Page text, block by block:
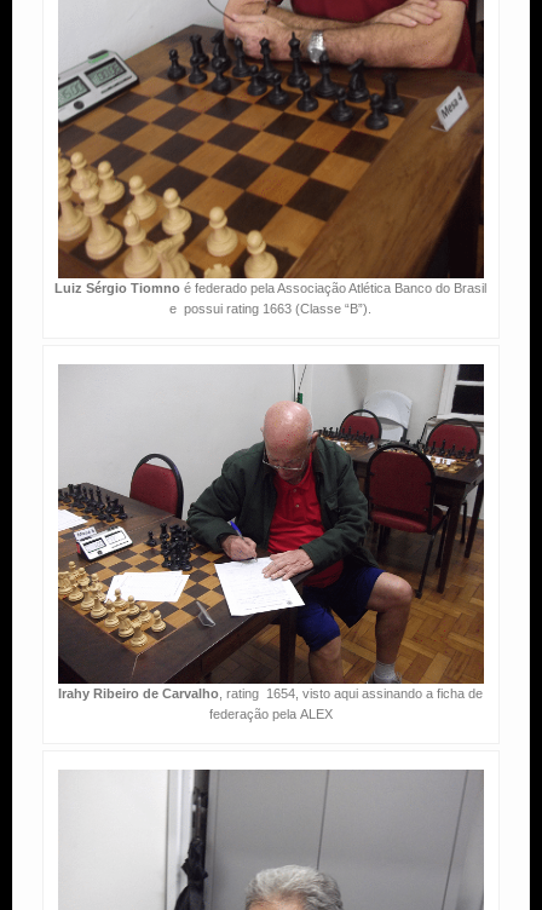
Luiz Sérgio Tiomno é federado pela Associação Atlética Banco do Brasil
e possui rating 1663 (Classe “B”).
Irahy Ribeiro de Carvalho , rating 1654, visto aqui assinando a ficha de
federação pela ALEX